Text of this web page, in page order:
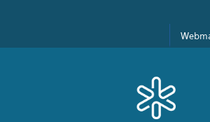
Formulário de